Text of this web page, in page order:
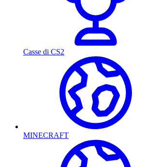
Casse di CS2
MINECRAFT